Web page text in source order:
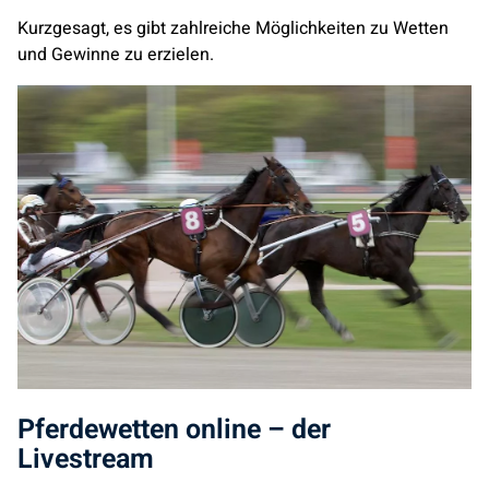
Kurzgesagt, es gibt zahlreiche Möglichkeiten zu Wetten
und Gewinne zu erzielen.
Pferdewetten online – der
Livestream